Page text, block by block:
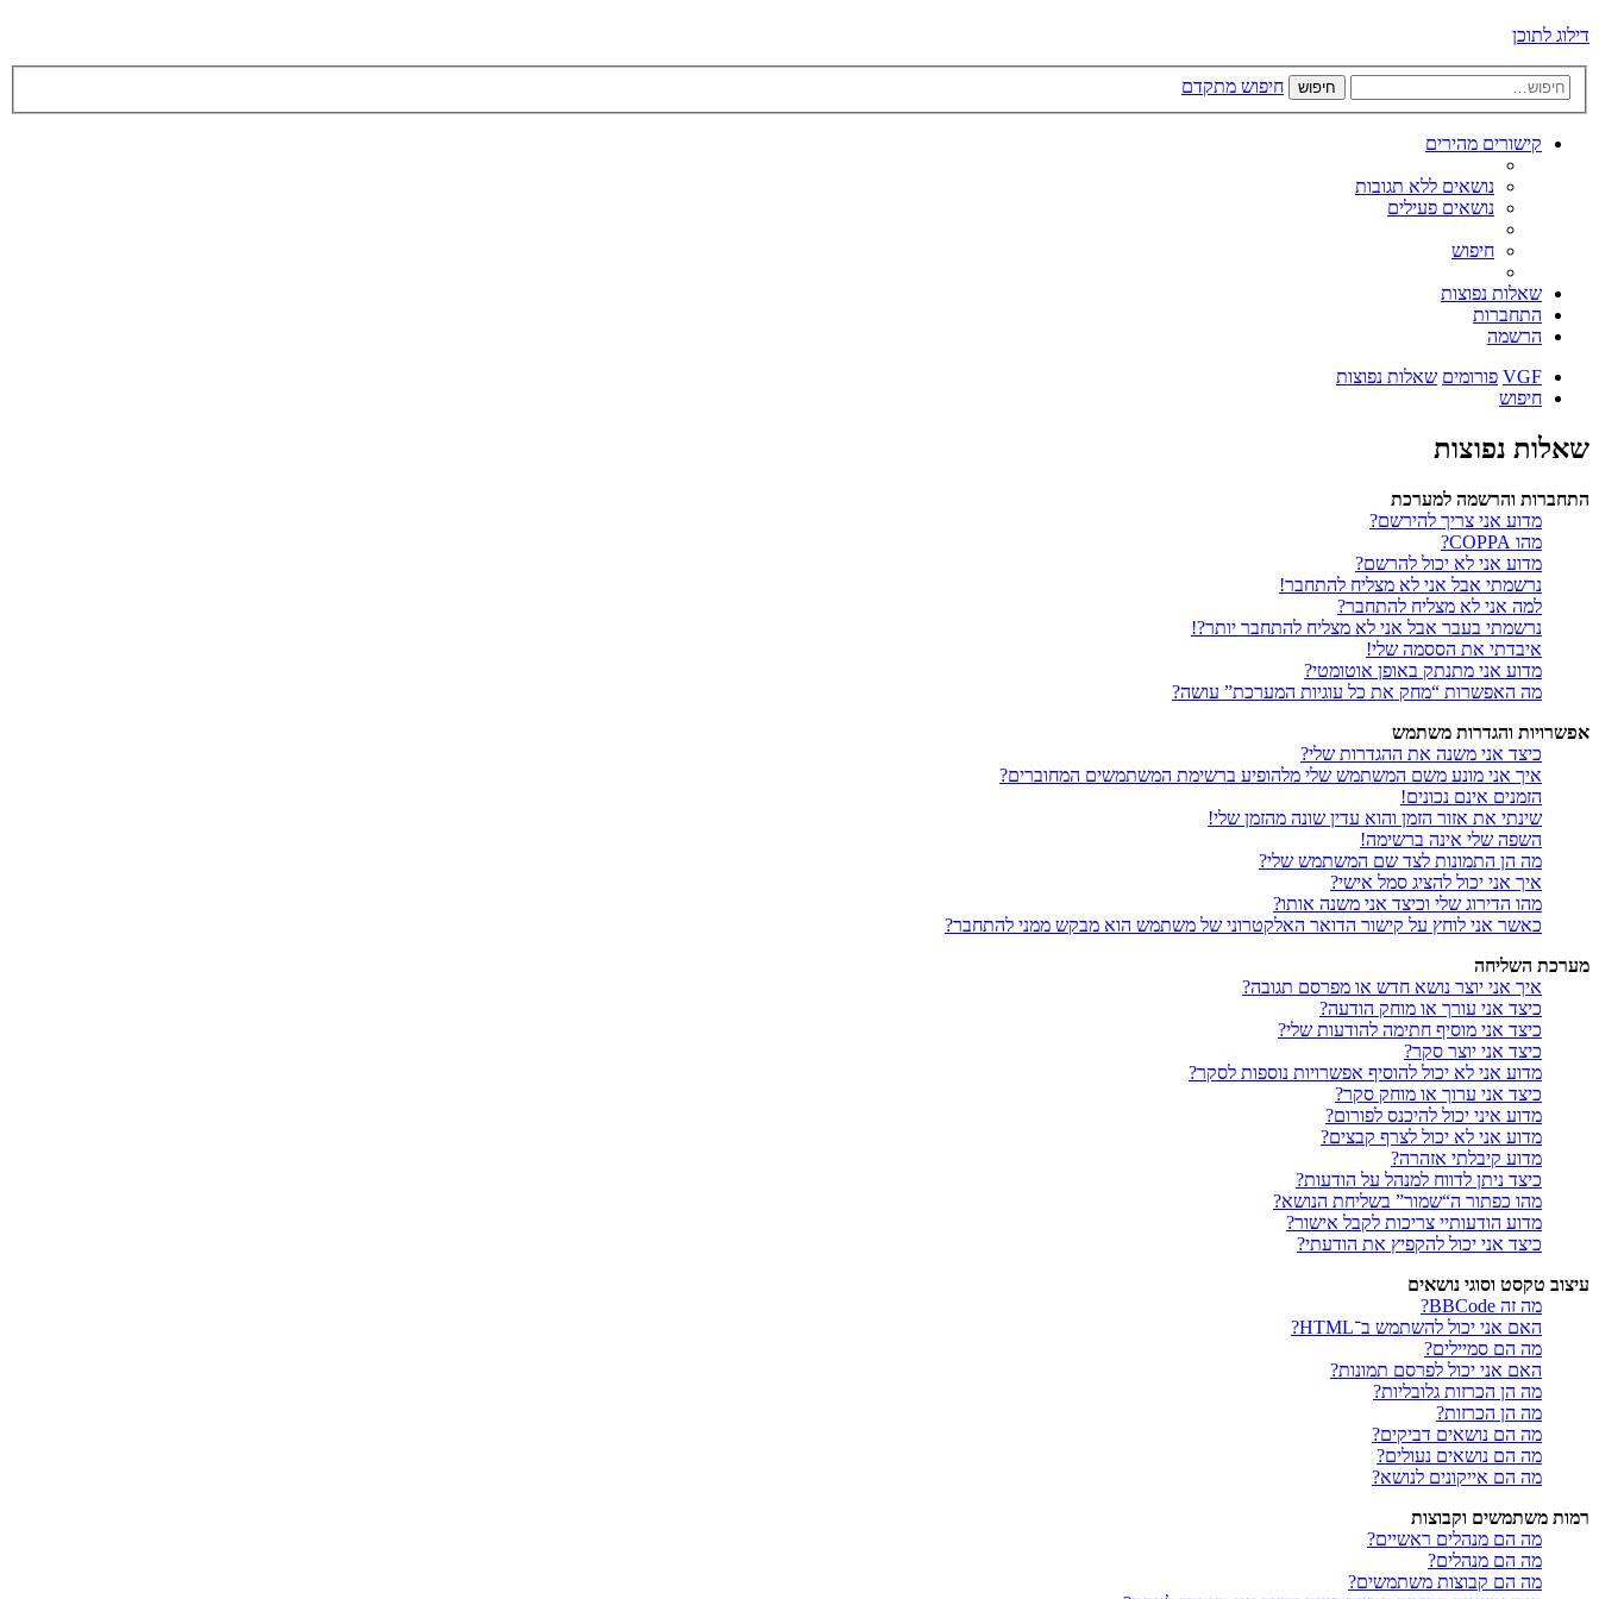
דילוג לתוכן
חיפוש חיפוש מתקדם
קישורים מהירים
נושאים ללא תגובות
נושאים פעילים
חיפוש
שאלות נפוצות
התחברות
הרשמה
VGF פורומים שאלות נפוצות
חיפוש
שאלות נפוצות
התחברות והרשמה למערכת
מדוע אני צריך להירשם?
מהו COPPA?
מדוע אני לא יכול להרשם?
נרשמתי אבל אני לא מצליח להתחבר!
למה אני לא מצליח להתחבר?
נרשמתי בעבר אבל אני לא מצליח להתחבר יותר?!
איבדתי את הססמה שלי!
מדוע אני מתנתק באופן אוטומטי?
מה האפשרות “מחק את כל עוגיות המערכת” עושה?
אפשרויות והגדרות משתמש
כיצד אני משנה את ההגדרות שלי?
איך אני מונע משם המשתמש שלי מלהופיע ברשימת המשתמשים המחוברים?
הזמנים אינם נכונים!
שינתי את אזור הזמן והוא עדין שונה מהזמן שלי!
השפה שלי אינה ברשימה!
מה הן התמונות לצד שם המשתמש שלי?
איך אני יכול להציג סמל אישי?
מהו הדירוג שלי וכיצד אני משנה אותו?
כאשר אני לוחץ על קישור הדואר האלקטרוני של משתמש הוא מבקש ממני להתחבר?
מערכת השליחה
איך אני יוצר נושא חדש או מפרסם תגובה?
כיצד אני עורך או מוחק הודעה?
כיצד אני מוסיף חתימה להודעות שלי?
כיצד אני יוצר סקר?
מדוע אני לא יכול להוסיף אפשרויות נוספות לסקר?
כיצד אני ערוך או מוחק סקר?
מדוע איני יכול להיכנס לפורום?
מדוע אני לא יכול לצרף קבצים?
מדוע קיבלתי אזהרה?
כיצד ניתן לדווח למנהל על הודעות?
מהו כפתור ה“שמור” בשליחת הנושא?
מדוע הודעותיי צריכות לקבל אישור?
כיצד אני יכול להקפיץ את הודעתי?
עיצוב טקסט וסוגי נושאים
מה זה BBCode?
האם אני יכול להשתמש ב־HTML?
מה הם סמיילים?
האם אני יכול לפרסם תמונות?
מה הן הכרזות גלובליות?
מה הן הכרזות?
מה הם נושאים דביקים?
מה הם נושאים נעולים?
מה הם אייקונים לנושא?
רמות משתמשים וקבוצות
מה הם מנהלים ראשיים?
מה הם מנהלים?
מה הם קבוצות משתמשים?